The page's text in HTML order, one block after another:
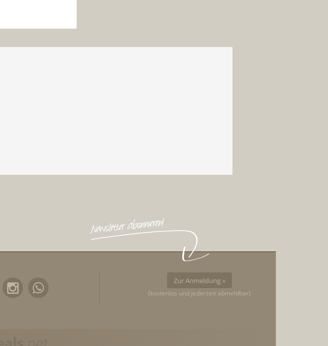
Zur Anmeldung »
(kostenlos und jederzeit abmeldbar)